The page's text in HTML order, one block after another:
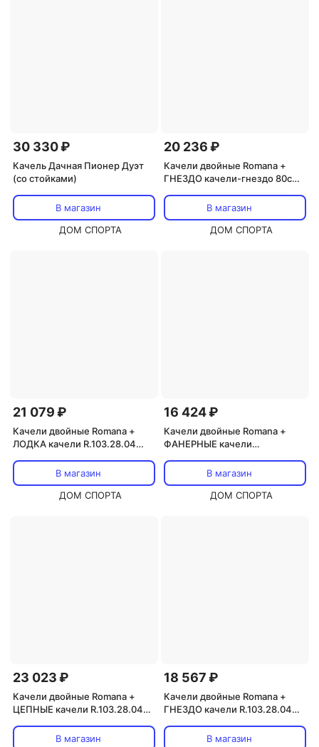
30 330 ₽
Качель Дачная Пионер Дуэт
(со стойками)
В магазин
ДОМ СПОРТА
20 236 ₽
Качели двойные Romana +
ГНЕЗДО качели-гнездо 80см
В магазин
ДОМ СПОРТА
21 079 ₽
Качели двойные Romana +
ЛОДКА качели R.103.28.04
В магазин
ДОМ СПОРТА
16 424 ₽
Качели двойные Romana +
ФАНЕРНЫЕ качели
В магазин
ДОМ СПОРТА
23 023 ₽
Качели двойные Romana +
ЦЕПНЫЕ качели R.103.28.04
В магазин
18 567 ₽
Качели двойные Romana +
ГНЕЗДО качели R.103.28.04
В магазин